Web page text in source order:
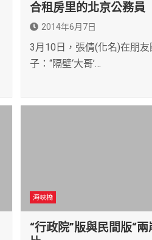
合租房里的北京公務員
2014年6月7日
3月10日，張倩(化名)在朋
子：“隔壁‘大哥’…
海峽橋
“行政院”版與民間版“